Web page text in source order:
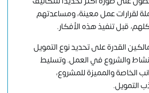
لقرارات عمل معينة، ومساعدتهم
قبل تنفيذ هذه الأفكار.
القدرة على تحديد نوع التمويل
والشروع في العمل. وتسليط
الخاصة والمميزة للمشروع،
التمويل.